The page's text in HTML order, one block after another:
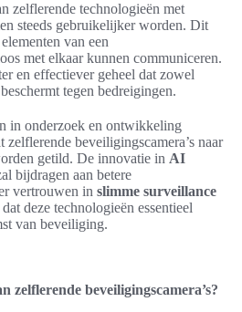
zelflerende technologieën met
steeds gebruikelijker worden. Dit
van een
met elkaar kunnen communiceren.
en effectiever geheel dat zowel
tegen bedreigingen.
in onderzoek en ontwikkeling
beveiligingscamera’s naar
getild. De innovatie in AI
bijdragen aan betere
vertrouwen in slimme surveillance
deze technologieën essentieel
van beveiliging.
zelflerende beveiligingscamera’s?